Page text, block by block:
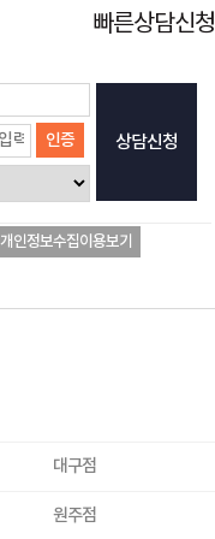
빠른상담신청
상담신청
인증
개인정보수집이용보기
대구점
원주점